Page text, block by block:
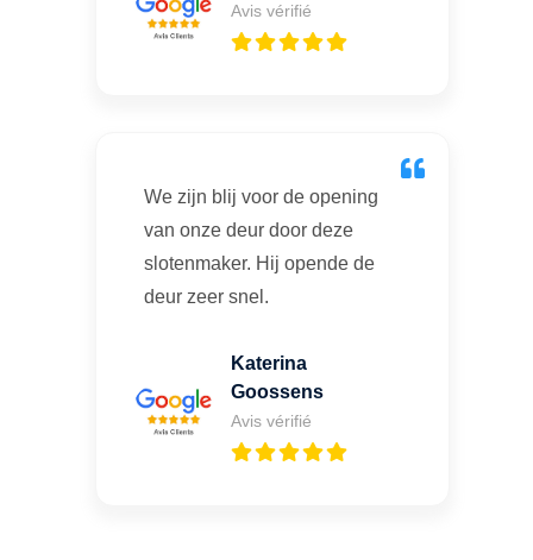
Avis vérifié
We zijn blij voor de opening
van onze deur door deze
slotenmaker. Hij opende de
deur zeer snel.
Katerina
Goossens
Avis vérifié